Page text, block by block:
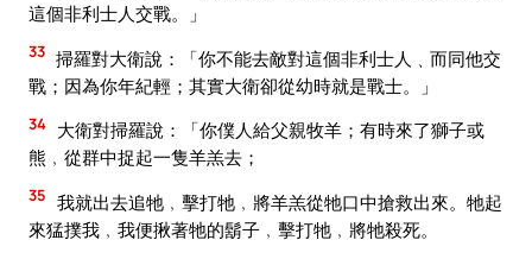
這個非利士人交戰。」
33 掃羅對大衛說：「你不能去敵對這個非利士人﹑而同他交
戰；因為你年紀輕；其實大衛卻從幼時就是戰士。」
34 大衛對掃羅說：「你僕人給父親牧羊；有時來了獅子或
熊﹐從群中捉起一隻羊羔去；
35 我就出去追牠﹐擊打牠﹐將羊羔從牠口中搶救出來。牠起
來猛撲我﹐我便揪著牠的鬍子﹐擊打牠﹐將牠殺死。